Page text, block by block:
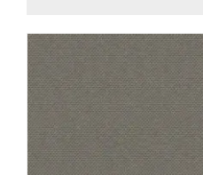
weist
mehrere
Varianten
auf.
Optionen
können